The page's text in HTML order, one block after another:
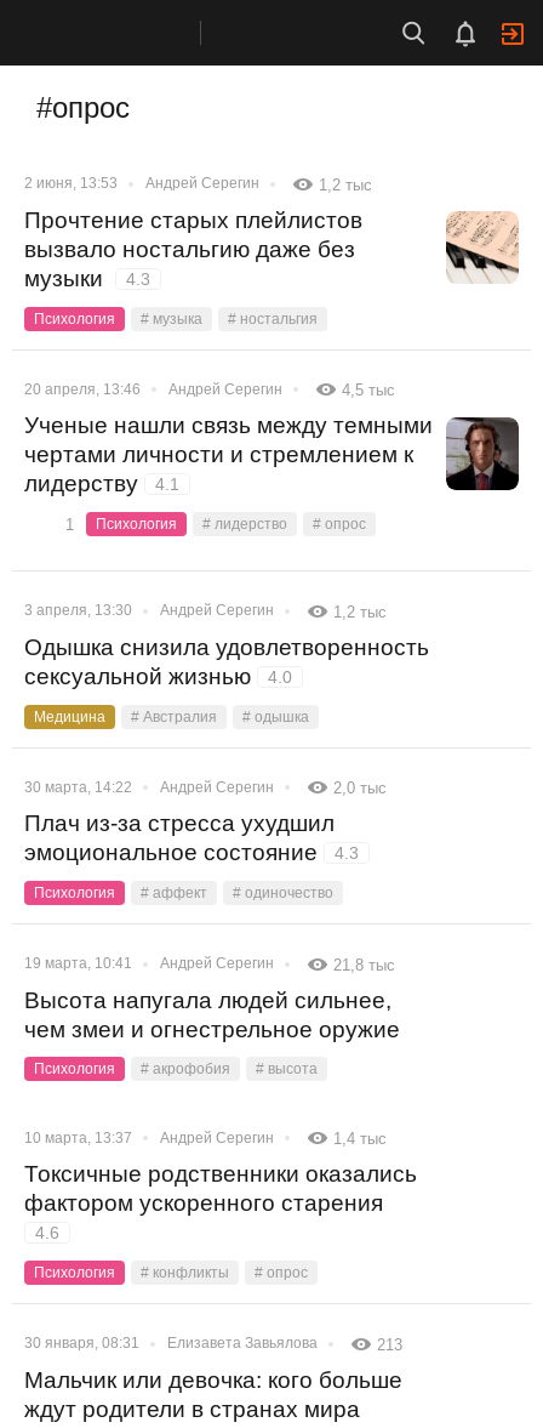
#опрос
2 июня, 13:53 Андрей Серегин 1,2 тыс
Прочтение старых плейлистов
вызвало ностальгию даже без
музыки
4.3
Психология # музыка # ностальгия
20 апреля, 13:46 Андрей Серегин 4,5 тыс
Ученые нашли связь между темными
чертами личности и стремлением к
лидерству
4.1
1 Психология # лидерство # опрос
3 апреля, 13:30 Андрей Серегин 1,2 тыс
Одышка снизила удовлетворенность
сексуальной жизнью
4.0
Медицина # Австралия # одышка
30 марта, 14:22 Андрей Серегин 2,0 тыс
Плач из-за стресса ухудшил
эмоциональное состояние
4.3
Психология # аффект # одиночество
19 марта, 10:41 Андрей Серегин 21,8 тыс
Высота напугала людей сильнее,
чем змеи и огнестрельное оружие
Психология # акрофобия # высота
10 марта, 13:37 Андрей Серегин 1,4 тыс
Токсичные родственники оказались
фактором ускоренного старения
4.6
Психология # конфликты # опрос
30 января, 08:31 Елизавета Завьялова 213
Мальчик или девочка: кого больше
ждут родители в странах мира